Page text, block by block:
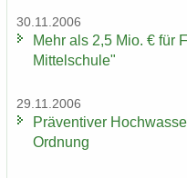
30.11.2006
Mehr als 2,5 Mio. € für
Mittelschule"
29.11.2006
Prä­ven­ti­ver
Ord­nung